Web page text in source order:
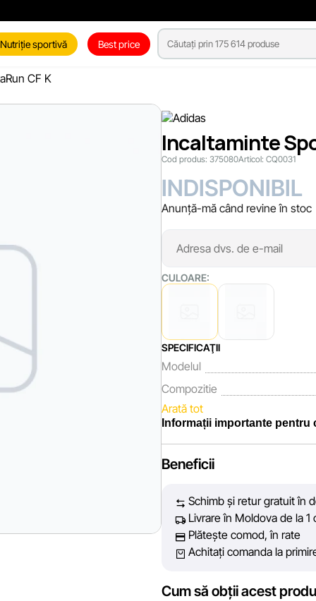
Nutriție sportivă Best price
CF K
Incaltaminte
Cod produs: 375080Articol: CQ0031
INDISPONIBIL
Anunță-mă când revine în stoc
CULOARE:
SPECIFICAŢII
Modelul
Compozitie
Arată tot
Informații importante pentru
fiecare zi depunem eforturi
vă oferim informații corecte și
decizie de cumpărare.
Cu toate acestea, în ciuda
tehnice sau disfuncționalități.
Beneficii
Schimb și retur gratuit în
Livrare în Moldova de la 1
Plătește comod, în rate
Achitați comanda la
Cum să obții acest